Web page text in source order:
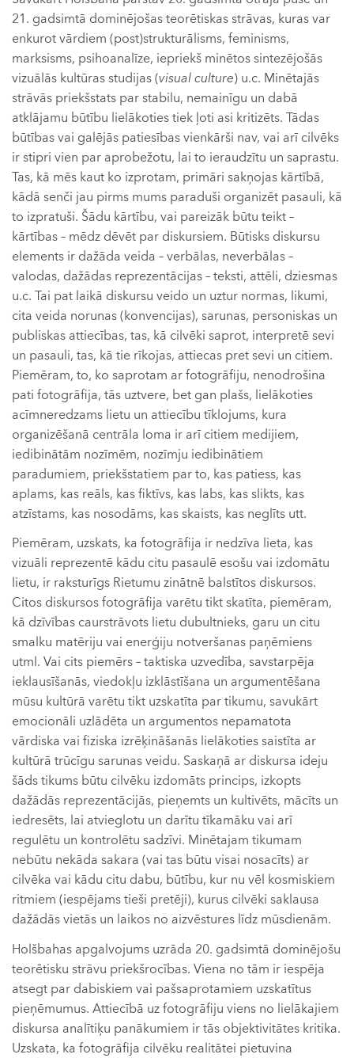
21. gadsimtā dominējošas teorētiskas strāvas, kuras var
enkurot vārdiem (post)strukturālisms, feminisms,
marksisms, psihoanalīze, iepriekš minētos sintezējošās
vizuālās kultūras studijas (visual culture) u.c. Minētajās
strāvās priekšstats par stabilu, nemainīgu un dabā
atklājamu būtību lielākoties tiek ļoti asi kritizēts. Tādas
būtības vai galējās patiesības vienkārši nav, vai arī cilvēks
ir stipri vien par aprobežotu, lai to ieraudzītu un saprastu.
Tas, kā mēs kaut ko izprotam, primāri sakņojas kārtībā,
kādā senči jau pirms mums paraduši organizēt pasauli, kā
to izpratuši. Šādu kārtību, vai pareizāk būtu teikt –
kārtības – mēdz dēvēt par diskursiem. Būtisks diskursu
elements ir dažāda veida – verbālas, neverbālas –
valodas, dažādas reprezentācijas – teksti, attēli, dziesmas
u.c. Tai pat laikā diskursu veido un uztur normas, likumi,
cita veida norunas (konvencijas), sarunas, personiskas un
publiskas attiecības, tas, kā cilvēki saprot, interpretē sevi
un pasauli, tas, kā tie rīkojas, attiecas pret sevi un citiem.
Piemēram, to, ko saprotam ar fotogrāfiju, nenodrošina
pati fotogrāfija, tās uztvere, bet gan plašs, lielākoties
acīmneredzams lietu un attiecību tīklojums, kura
organizēšanā centrāla loma ir arī citiem medijiem,
iedibinātām nozīmēm, nozīmju iedibinātiem
paradumiem, priekšstatiem par to, kas patiess, kas
aplams, kas reāls, kas fiktīvs, kas labs, kas slikts, kas
atzīstams, kas nosodāms, kas skaists, kas neglīts utt.
Piemēram, uzskats, ka fotogrāfija ir nedzīva lieta, kas
vizuāli reprezentē kādu citu pasaulē esošu vai izdomātu
lietu, ir raksturīgs Rietumu zinātnē balstītos diskursos.
Citos diskursos fotogrāfija varētu tikt skatīta, piemēram,
kā dzīvības caurstrāvots lietu dubultnieks, garu un citu
smalku matēriju vai enerģiju notveršanas paņēmiens
utml. Vai cits piemērs – taktiska uzvedība, savstarpēja
ieklausīšanās, viedokļu izklāstīšana un argumentēšana
mūsu kultūrā varētu tikt uzskatīta par tikumu, savukārt
emocionāli uzlādēta un argumentos nepamatota
vārdiska vai fiziska izrēķināšanās lielākoties saistīta ar
kultūrā trūcīgu sarunas veidu. Saskaņā ar diskursa ideju
šāds tikums būtu cilvēku izdomāts princips, izkopts
dažādās reprezentācijās, pieņemts un kultivēts, mācīts un
iedresēts, lai atvieglotu un darītu tīkamāku vai arī
regulētu un kontrolētu sadzīvi. Minētajam tikumam
nebūtu nekāda sakara (vai tas būtu visai nosacīts) ar
cilvēka vai kādu citu dabu, būtību, kur nu vēl kosmiskiem
ritmiem (iespējams tieši pretēji), kurus cilvēki saklausa
dažādās vietās un laikos no aizvēstures līdz mūsdienām.
Holšbahas apgalvojums uzrāda 20. gadsimtā dominējošu
teorētisku strāvu priekšrocības. Viena no tām ir iespēja
atsegt par dabiskiem vai pašsaprotamiem uzskatītus
pieņēmumus. Attiecībā uz fotogrāfiju viens no lielākajiem
diskursa analītiķu panākumiem ir tās objektivitātes kritika.
Uzskata, ka fotogrāfija cilvēku realitātei pietuvina